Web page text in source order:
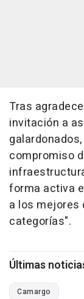
Tras
invitación a
compromiso
forma activa
a los mejores
categorías".
Últimas
Camargo